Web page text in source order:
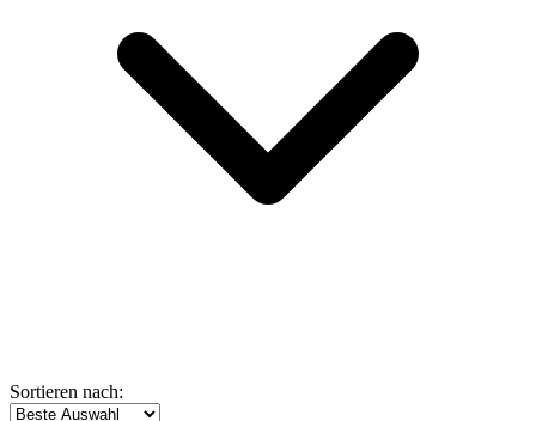
Sortieren nach: